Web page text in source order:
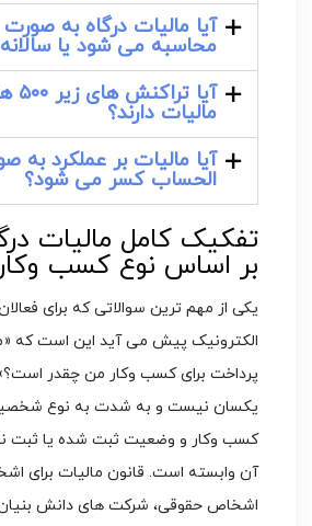
آیا مالیات درگاه به صورت
محاسبه می شود یا
مالیات دارند؟
آیا مالیات بر عملکرد به
الحساب کسر می شود؟
تفکیک کامل مالیات
بر اساس نوع کسب وکار
یکی از مهم ترین سوالاتی که برای
الکترونیک پیش می آید این است که
پرداخت برای کسب وکار من چقدر
یکسان نیست و به شدت به نوع
کسب وکار و وضعیت ثبت شده یا ثبت
آن وابسته است. قانون مالیات برای
اشخاص حقوقی، شرکت های دانش